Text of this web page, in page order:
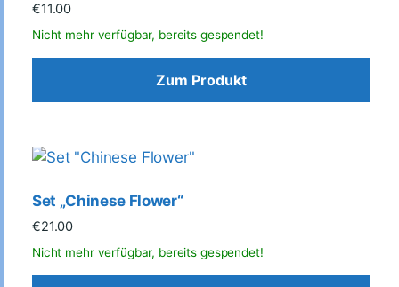
€11.00
Zum Produkt
Set „Chinese Flower“
€21.00